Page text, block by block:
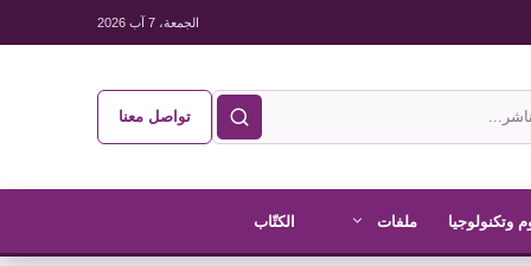
الجمعة، 7 آب 2026
تواصل معنا
وتكنولوجيا ملفات الكتّاب